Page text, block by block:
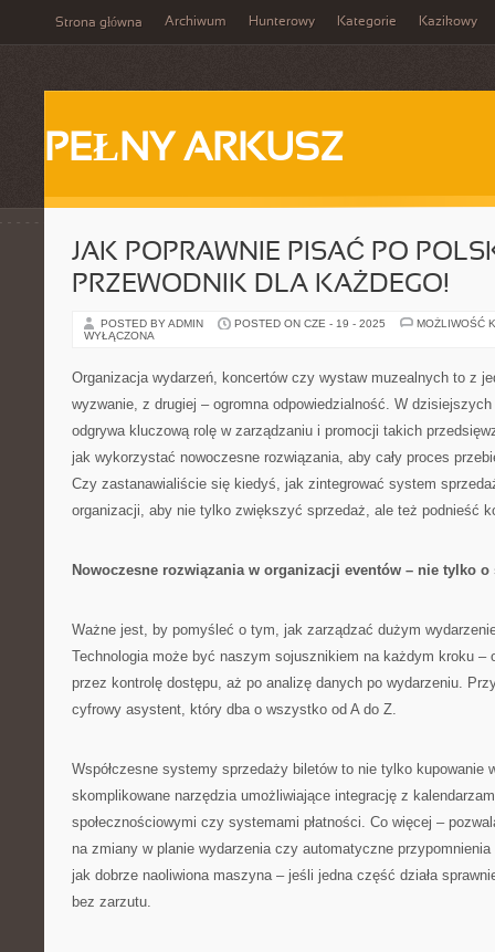
Strona główna Archiwum Hunterowy Kategorie Kazikowy
PEŁNY ARKUSZ
JAK POPRAWNIE PISAĆ PO
PRZEWODNIK DLA KAŻDEGO!
POSTED BY ADMIN POSTED ON CZE - 19 - 2025
MOŻLIWOŚĆ
WYŁĄCZONA
Organizacja wydarzeń, koncertów czy wystaw muzealnych to z
wyzwanie, z drugiej – ogromna odpowiedzialność. W
odgrywa kluczową rolę w zarządzaniu i promocji takich
jak wykorzystać nowoczesne rozwiązania, aby cały proces
Czy zastanawialiście się kiedyś, jak zintegrować system
organizacji, aby nie tylko zwiększyć sprzedaż, ale też podnieść
Nowoczesne rozwiązania w organizacji eventów – nie tylko
Ważne jest, by pomyśleć o tym, jak zarządzać dużym
Technologia może być naszym sojusznikiem na każdym kroku –
przez kontrolę dostępu, aż po analizę danych po wydarzeniu.
cyfrowy asystent, który dba o wszystko od A do Z.
Współczesne systemy sprzedaży biletów to nie tylko kupowanie
skomplikowane narzędzia umożliwiające integrację z
społecznościowymi czy systemami płatności. Co więcej –
na zmiany w planie wydarzenia czy automatyczne
jak dobrze naoliwiona maszyna – jeśli jedna część działa
bez zarzutu.